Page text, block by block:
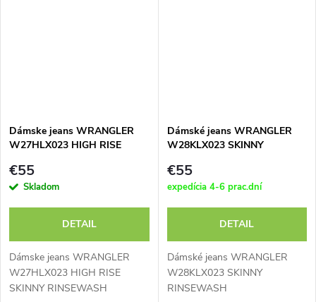
Dámske jeans WRANGLER
W27HLX023 HIGH RISE
€55
Skladom
DETAIL
Dámske jeans WRANGLER
W27HLX023 HIGH RISE
SKINNY RINSEWASH
Dámské jeans WRANGLER
W28KLX023 SKINNY
€55
expedícia 4-6 prac.dní
DETAIL
Dámské jeans WRANGLER
W28KLX023 SKINNY
RINSEWASH